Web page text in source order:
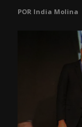
POR India Molina